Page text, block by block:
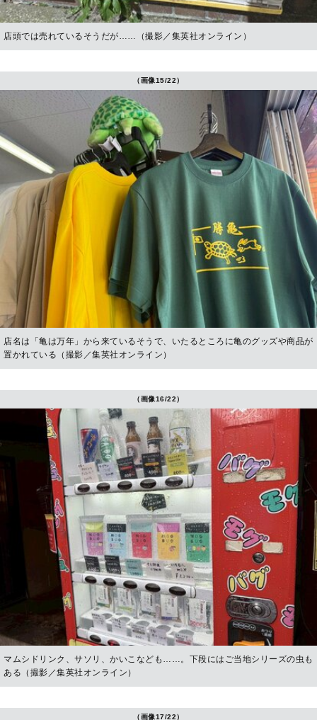
店頭では売れているそうだが……（撮影／集英社オンライン）
（画像15/22）
店名は「亀は万年」から来ているそうで、いたるところに亀のグッズや商品が
置かれている（撮影／集英社オンライン）
（画像16/22）
マムシドリンク、サソリ、かいこなども……。下段にはご当地シリーズの虫も
ある（撮影／集英社オンライン）
（画像17/22）